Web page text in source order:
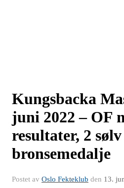
Kungsbacka
juni 2022 – OF
resultater, 2 sølv
bronsemedalje
Postet av Oslo Fekteklub den 13.